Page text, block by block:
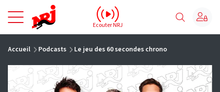
NRJ - Accueil
Ecouter NRJ
Accueil Podcasts Le jeu des 60 secondes chrono